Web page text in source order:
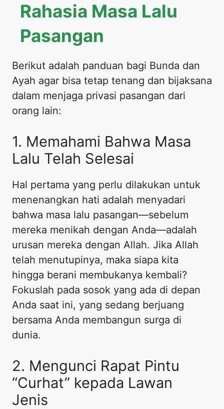
Rahasia Masa Lalu
Pasangan
​Berikut adalah panduan bagi Bunda dan
Ayah agar bisa tetap tenang dan bijaksana
dalam menjaga privasi pasangan dari
orang lain:
​1. Memahami Bahwa Masa
Lalu Telah Selesai
​Hal pertama yang perlu dilakukan untuk
menenangkan hati adalah menyadari
bahwa masa lalu pasangan—sebelum
mereka menikah dengan Anda—adalah
urusan mereka dengan Allah. Jika Allah
telah menutupinya, maka siapa kita
hingga berani membukanya kembali?
Fokuslah pada sosok yang ada di depan
Anda saat ini, yang sedang berjuang
bersama Anda membangun surga di
dunia.
​2. Mengunci Rapat Pintu
“Curhat” kepada Lawan
Jenis